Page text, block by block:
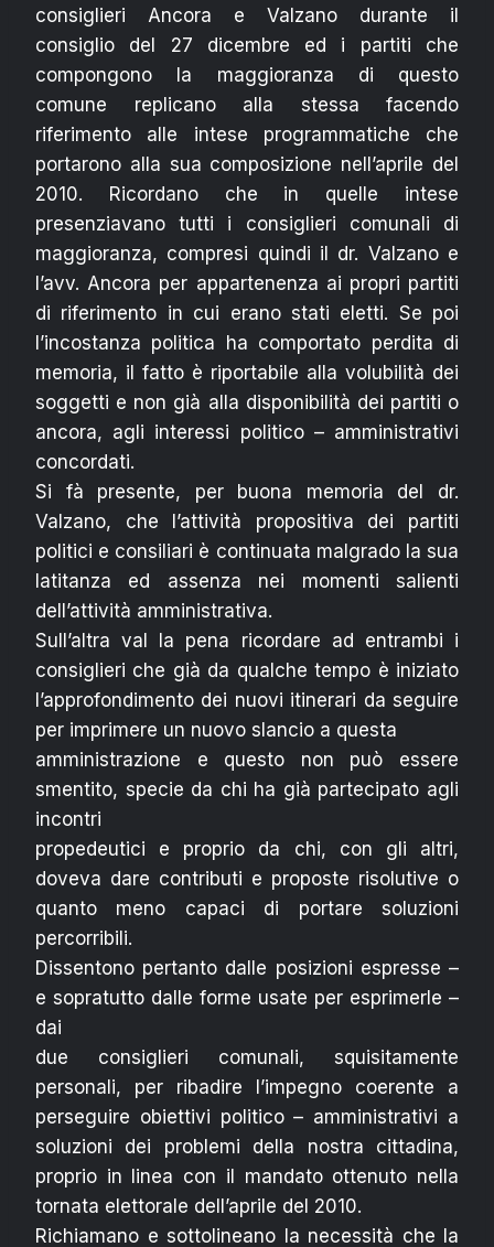
consiglieri Ancora e Valzano durante il
consiglio del 27 dicembre ed i partiti che
compongono la maggioranza di questo
comune replicano alla stessa facendo
riferimento alle intese programmatiche che
portarono alla sua composizione nell’aprile del
2010. Ricordano che in quelle intese
presenziavano tutti i consiglieri comunali di
maggioranza, compresi quindi il dr. Valzano e
l’avv. Ancora per appartenenza ai propri partiti
di riferimento in cui erano stati eletti. Se poi
l’incostanza politica ha comportato perdita di
memoria, il fatto è riportabile alla volubilità dei
soggetti e non già alla disponibilità dei partiti o
ancora, agli interessi politico – amministrativi
concordati.
Si fà presente, per buona memoria del dr.
Valzano, che l’attività propositiva dei partiti
politici e consiliari è continuata malgrado la sua
latitanza ed assenza nei momenti salienti
dell’attività amministrativa.
Sull’altra val la pena ricordare ad entrambi i
consiglieri che già da qualche tempo è iniziato
l’approfondimento dei nuovi itinerari da seguire
per imprimere un nuovo slancio a questa
amministrazione e questo non può essere
smentito, specie da chi ha già partecipato agli
incontri
propedeutici e proprio da chi, con gli altri,
doveva dare contributi e proposte risolutive o
quanto meno capaci di portare soluzioni
percorribili.
Dissentono pertanto dalle posizioni espresse –
e sopratutto dalle forme usate per esprimerle –
dai
due consiglieri comunali, squisitamente
personali, per ribadire l’impegno coerente a
perseguire obiettivi politico – amministrativi a
soluzioni dei problemi della nostra cittadina,
proprio in linea con il mandato ottenuto nella
tornata elettorale dell’aprile del 2010.
Richiamano e sottolineano la necessità che la